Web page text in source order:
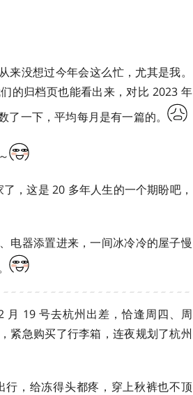
没想过今年会这么忙，尤其是我。
的归档页也能看出来，对比 2023 年
了一下，平均每月是有一篇的。
，这是 20 多年人生的一个期盼吧，
电器添置进来，一间冰冷冷的屋子慢
19 号去杭州出差，恰逢周四、周
紧急购买了行李箱，连夜规划了杭州
，给冻得头都疼，穿上秋裤也不顶